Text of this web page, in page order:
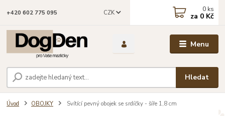
Menu
CZK
Hledat
+420 602 775 095 0 ks
za 0 Kč
Úvod OBOJKY Svítící pevný obojek se srdíčky - šíře 1,8 cm